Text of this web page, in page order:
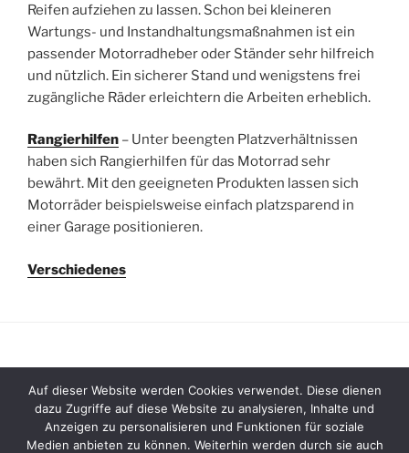
Reifen aufziehen zu lassen. Schon bei kleineren
Wartungs- und Instandhaltungsmaßnahmen ist ein
passender Motorradheber oder Ständer sehr hilfreich
und nützlich. Ein sicherer Stand und wenigstens frei
zugängliche Räder erleichtern die Arbeiten erheblich.
Rangierhilfen – Unter beengten Platzverhältnissen
haben sich Rangierhilfen für das Motorrad sehr
bewährt. Mit den geeigneten Produkten lassen sich
Motorräder beispielsweise einfach platzsparend in
einer Garage positionieren.
Verschiedenes
Impressum
Datenschutzerklärung
Auf dieser Website werden Cookies verwendet. Diese dienen
dazu Zugriffe auf diese Website zu analysieren, Inhalte und
Anzeigen zu personalisieren und Funktionen für soziale
Medien anbieten zu können. Weiterhin werden durch sie auch